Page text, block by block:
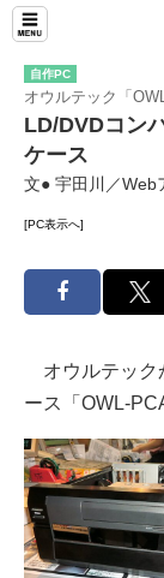
自作PC
オウルテック「
LD/DVDコン
ケース
文● 宇田川／Web
[PC表示へ]
オウルテック
ース「OWL-